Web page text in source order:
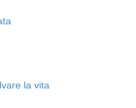
la vita